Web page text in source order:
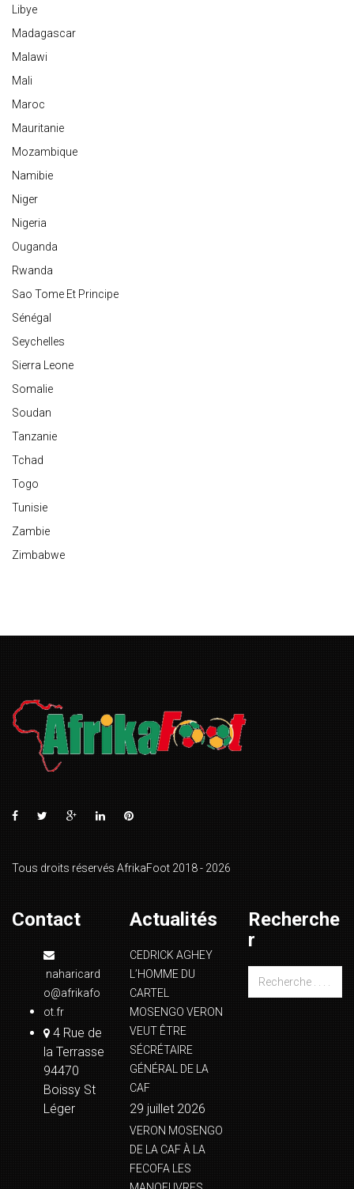
Libye
Madagascar
Malawi
Mali
Maroc
Mauritanie
Mozambique
Namibie
Niger
Nigeria
Ouganda
Rwanda
Sao Tome Et Principe
Sénégal
Seychelles
Sierra Leone
Somalie
Soudan
Tanzanie
Tchad
Togo
Tunisie
Zambie
Zimbabwe
Tous droits réservés AfrikaFoot 2018 - 2026
Contact
naharicard
o@afrikafo
ot.fr
4 Rue de
la Terrasse
94470
Boissy St
Léger
Actualités
CEDRICK AGHEY
L’HOMME DU
CARTEL
MOSENGO VERON
VEUT ÊTRE
SÉCRÉTAIRE
GÉNÉRAL DE LA
CAF
29 juillet 2026
VERON MOSENGO
DE LA CAF À LA
FECOFA LES
Recherche
r